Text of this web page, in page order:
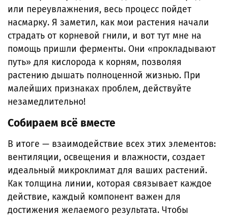
или переувлажнения, весь процесс пойдет
насмарку. Я заметил, как мои растения начали
страдать от корневой гнили, и вот тут мне на
помощь пришли ферменты. Они «прокладывают
путь» для кислорода к корням, позволяя
растению дышать полноценной жизнью. При
малейших признаках проблем, действуйте
незамедлительно!
Собираем всё вместе
В итоге — взаимодействие всех этих элементов:
вентиляции, освещения и влажности, создает
идеальный микроклимат для ваших растений.
Как толщина линии, которая связывает каждое
действие, каждый компонент важен для
достижения желаемого результата. Чтобы